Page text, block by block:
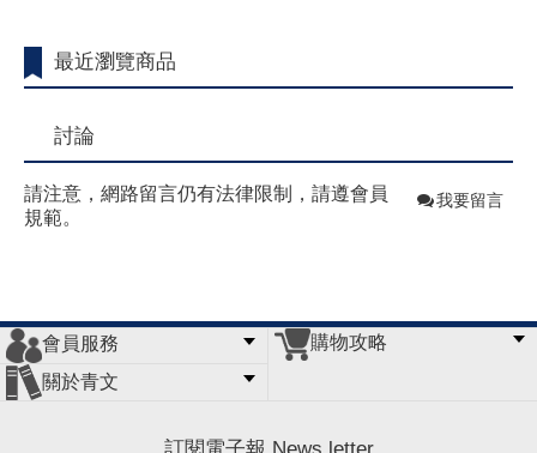
最近瀏覽商品
討論
請注意，網路留言仍有法律限制，請遵會員
規範。
我要留言
會員服務
會員辦法
客服信箱
隱私條款
網站導覽
購物攻略
關於青文